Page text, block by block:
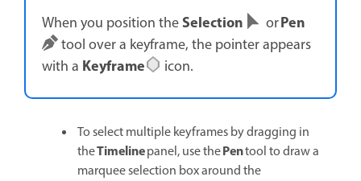
When you position theSelection orPen
tool over a keyframe, the pointer appears
with a Keyframe icon.
To select multiple keyframes by dragging in
theTimelinepanel, use thePentool to draw a
marquee selection box around the